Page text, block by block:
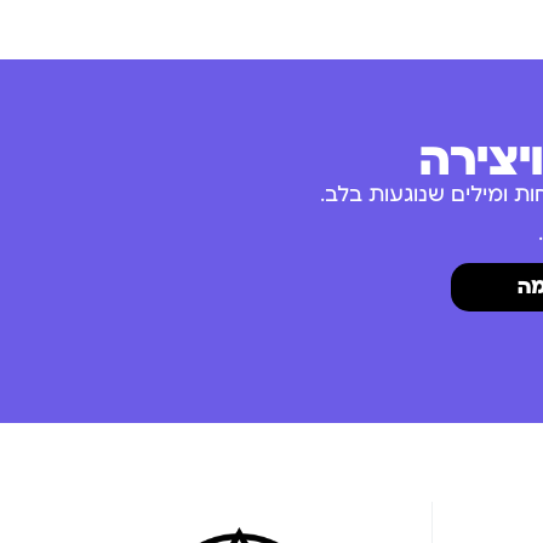
ומילים שנוגעות בלב.